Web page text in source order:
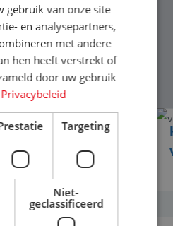
en
in 2026
gebruik van onze site
en analysepartners,
met andere
hen heeft verstrekt of
door uw gebruik
Privacybeleid
Targeting
Niet-
geclassificeerd